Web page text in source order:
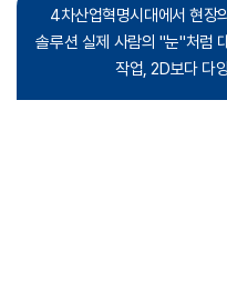
4차산업혁명시대에서 현장
솔루션 실제 사람의 "눈"처럼
작업, 2D보다 다